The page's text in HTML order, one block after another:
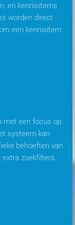
en kennisitems
worden direct
een kennisitem
met een focus op
systeem kan
behoeften van
extra zoekfilters.